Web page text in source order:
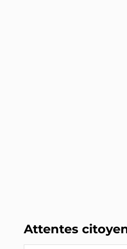
Attentes